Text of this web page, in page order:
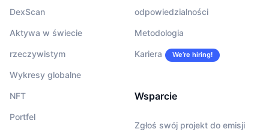
DexScan
Aktywa w świecie
rzeczywistym
Wykresy globalne
NFT
Portfel
odpowiedzialności
Metodologia
Kariera We’re hiring!
Wsparcie
Zgłoś swój projekt do emisji